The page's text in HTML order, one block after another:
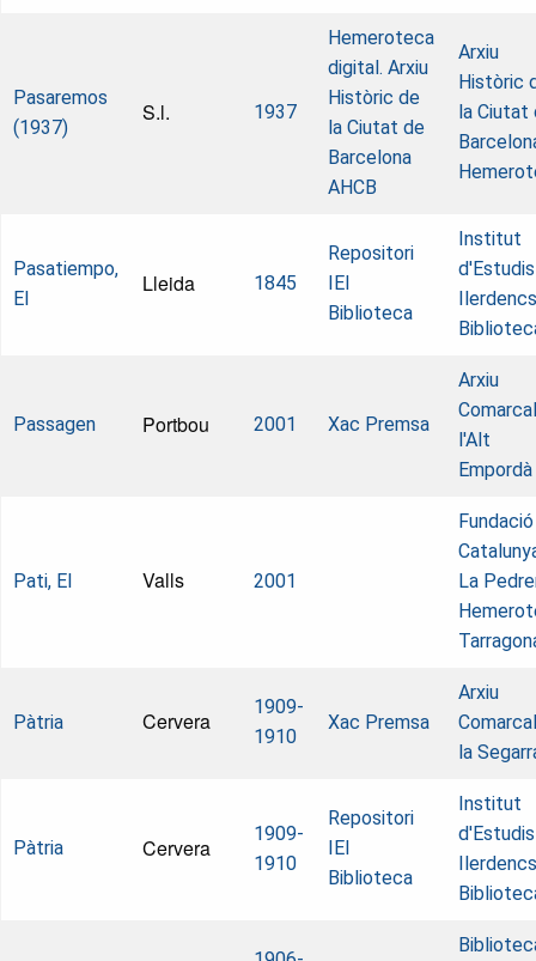
Pasaremos
(1937)
S.l. 1937
Hemeroteca
digital. Arxiu
Històric de
la Ciutat de
Barcelona
AHCB
Arxiu
Històric
la Ciutat
Pasatiempo,
El
Lleida 1845
Repositori
IEI
Biblioteca
Institut
d'Estudis
Passagen Portbou 2001 Xac Premsa
Arxiu
l'Alt
Empordà
Pati, El Valls 2001
Fundació
La
Pàtria Cervera
1909-
1910
Xac Premsa
Arxiu
la
Pàtria Cervera
1909-
1910
Repositori
IEI
Biblioteca
Institut
d'Estudis